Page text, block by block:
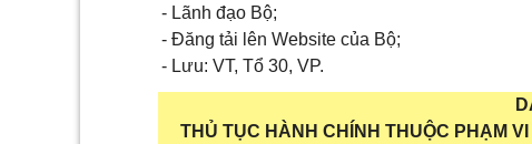
- Lãnh đạo Bộ;
- Đăng tải lên Website của Bộ;
- Lưu: VT, Tổ 30, VP.
THỦ TỤC HÀNH CHÍNH THUỘC PHẠM